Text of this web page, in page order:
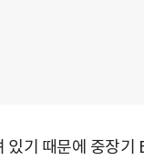
기 때문에 중장기